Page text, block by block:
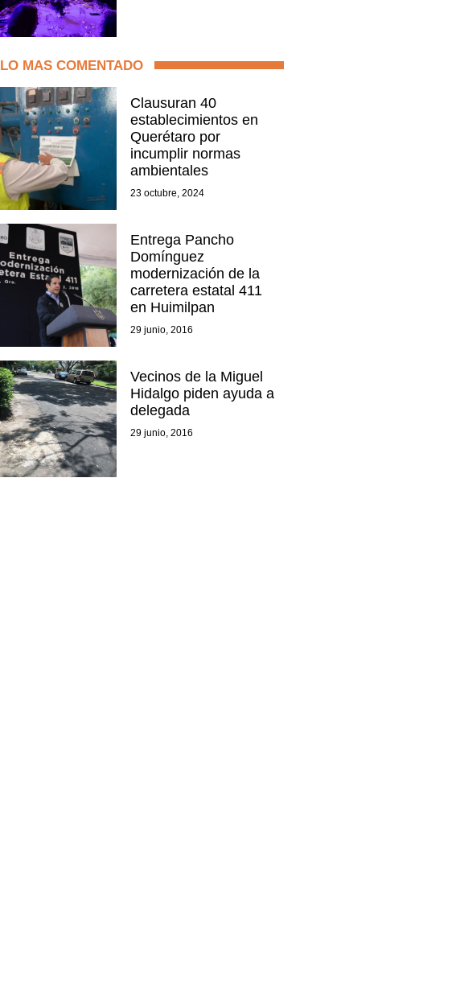
LO MAS COMENTADO
Clausuran 40
establecimientos en
Querétaro por
incumplir normas
ambientales
23 octubre, 2024
Entrega Pancho
Domínguez
modernización de la
carretera estatal 411
en Huimilpan
29 junio, 2016
Vecinos de la Miguel
Hidalgo piden ayuda a
delegada
29 junio, 2016